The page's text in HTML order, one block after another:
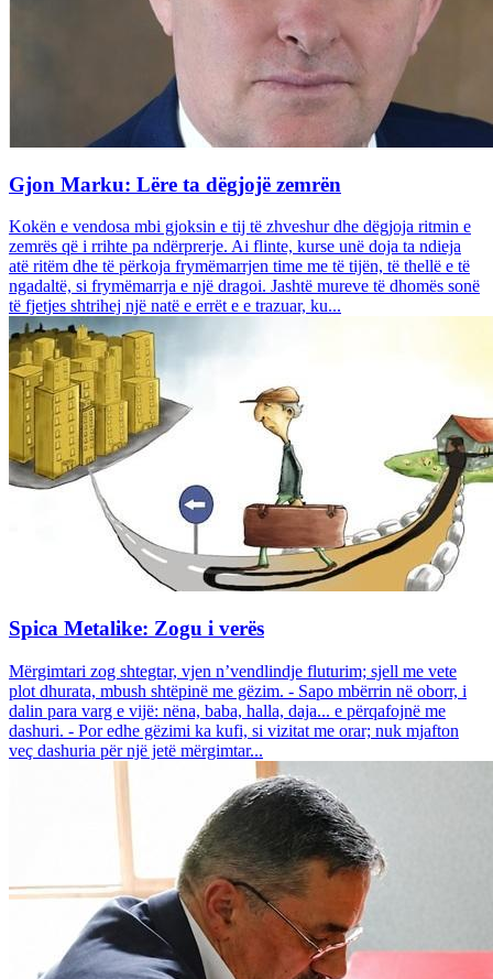
Gjon Marku: Lëre ta dëgjojë zemrën
Kokën e vendosa mbi gjoksin e tij të zhveshur dhe dëgjoja ritmin e
zemrës që i rrihte pa ndërprerje. Ai flinte, kurse unë doja ta ndieja
atë ritëm dhe të përkoja frymëmarrjen time me të tijën, të thellë e të
ngadaltë, si frymëmarrja e një dragoi. Jashtë mureve të dhomës sonë
të fjetjes shtrihej një natë e errët e e trazuar, ku...
Spica Metalike: Zogu i verës
Mërgimtari zog shtegtar, vjen n’vendlindje fluturim; sjell me vete
plot dhurata, mbush shtëpinë me gëzim. - Sapo mbërrin në oborr, i
dalin para varg e vijë: nëna, baba, halla, daja... e përqafojnë me
dashuri. - Por edhe gëzimi ka kufi, si vizitat me orar; nuk mjafton
veç dashuria për një jetë mërgimtar...